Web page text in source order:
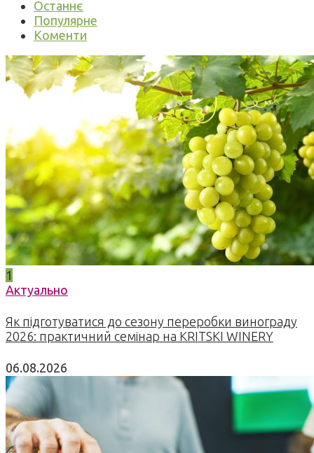
Останнє
Популярне
Коменти
1
Актуально
Як підготуватися до сезону переробки винограду
2026: практичний семінар на KRITSKI WINERY
06.08.2026